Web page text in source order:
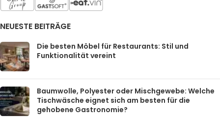
NEUESTE BEITRÄGE
Die besten Möbel für Restaurants: Stil und
Funktionalität vereint
Baumwolle, Polyester oder Mischgewebe: Welche
Tischwäsche eignet sich am besten für die
gehobene Gastronomie?